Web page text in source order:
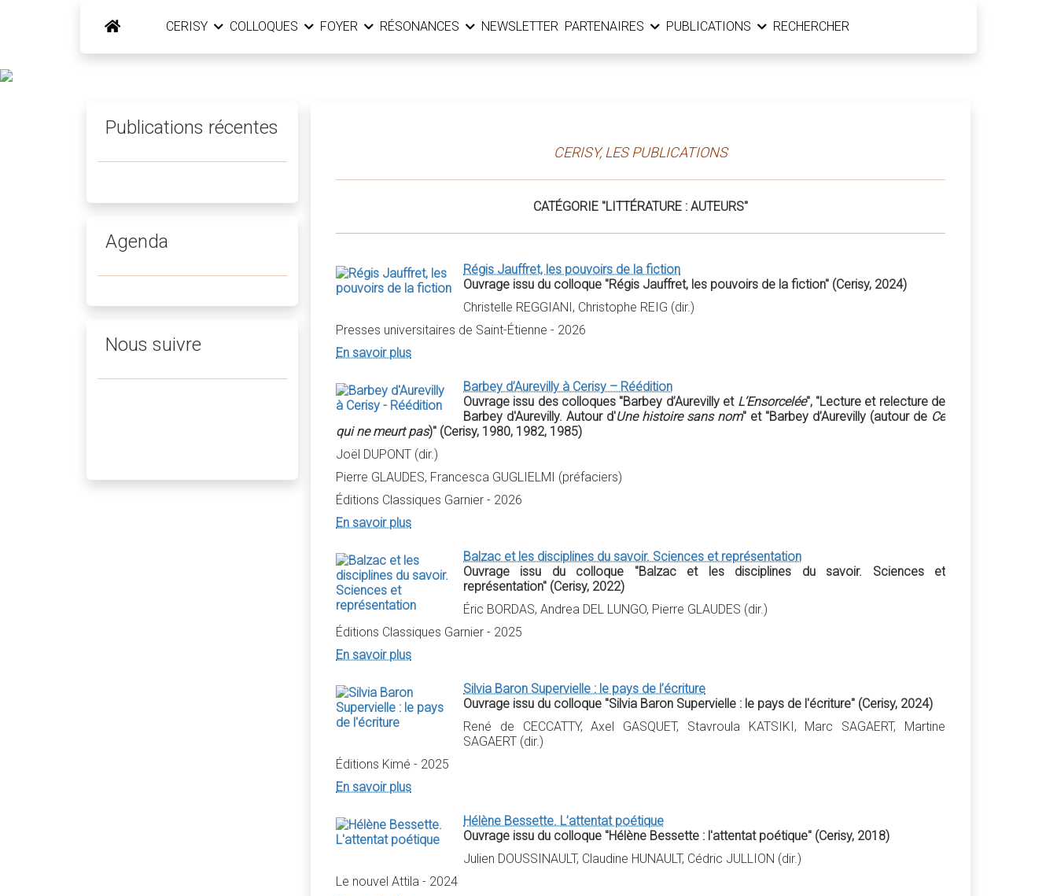
CERISY COLLOQUES FOYER RÉSONANCES NEWSLETTER PARTENAIRES PUBLICATIONS RECHERCHER
CERISY, LES PUBLICATIONS
CATÉGORIE "LITTÉRATURE : AUTEURS"
Régis Jauffret, les pouvoirs de la fiction
Ouvrage issu du colloque "Régis Jauffret, les pouvoirs de la fiction" (Cerisy, 2024)
Christelle REGGIANI, Christophe REIG (dir.)
Presses universitaires de Saint-Étienne - 2026
En savoir plus
Barbey d’Aurevilly à Cerisy – Réédition
Ouvrage issu des colloques "Barbey d’Aurevilly et L’Ensorcelée", "Lecture et relecture de
Barbey d'Aurevilly. Autour d'Une histoire sans nom" et "Barbey d’Aurevilly (autour de Ce
qui ne meurt pas)" (Cerisy, 1980, 1982, 1985)
Joël DUPONT (dir.)
Pierre GLAUDES, Francesca GUGLIELMI (préfaciers)
Éditions Classiques Garnier - 2026
En savoir plus
Balzac et les disciplines du savoir. Sciences et représentation
Ouvrage issu du colloque "Balzac et les disciplines du savoir. Sciences et
représentation" (Cerisy, 2022)
Éric BORDAS, Andrea DEL LUNGO, Pierre GLAUDES (dir.)
Éditions Classiques Garnier - 2025
En savoir plus
Silvia Baron Supervielle : le pays de l’écriture
Ouvrage issu du colloque "Silvia Baron Supervielle : le pays de l'écriture" (Cerisy, 2024)
René de CECCATTY, Axel GASQUET, Stavroula KATSIKI, Marc SAGAERT, Martine
SAGAERT (dir.)
Éditions Kimé - 2025
En savoir plus
Hélène Bessette. L’attentat poétique
Ouvrage issu du colloque "Hélène Bessette : l'attentat poétique" (Cerisy, 2018)
Julien DOUSSINAULT, Claudine HUNAULT, Cédric JULLION (dir.)
Le nouvel Attila - 2024
Publications récentes
Agenda
Nous suivre